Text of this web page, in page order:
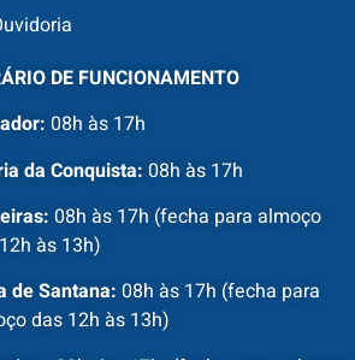
DE FUNCIONAMENTO
08h às 17h
da Conquista: 08h às 17h
08h às 17h (fecha para almoço
às 13h)
de Santana: 08h às 17h (fecha para
das 12h às 13h)